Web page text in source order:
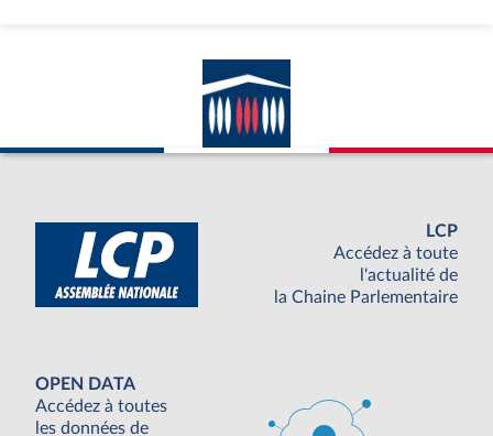
LCP
Accédez à toute
l'actualité de
la Chaine Parlementaire
OPEN DATA
Accédez à toutes
les données de